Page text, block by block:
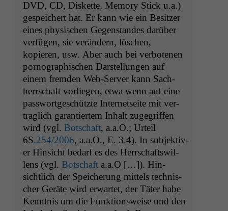
DVD, CD, Diskette, Mem­o­ry Stick u.a.)
gespe­ichert hat. Er kann wie ein Besitzer
eines physis­chen Gegen­standes darüber
ver­fü­gen, sie verän­dern, löschen,
kopieren, usw. Aber auch bei ver­bote­nen
pornographis­chen Darstel­lun­gen auf
einem frem­den Web-Serv­er kann Sach­
herrschaft vor­liegen, etwa wenn auf eine
pass­wort­geschützte Inter­net­seite mit ver­
traglich garantiertem Inhalt zuge­grif­f­en
wird (vgl. Botschaft, a.a.O.; Urteil
6S.254/2006, a.a.O., E. 3.4). In sub­jek­tiv­
er Hin­sicht bedarf es des Herrschaftswil­
lens (vgl. Botschaft a.a.O […]). Hin­
sichtlich der Spe­icherung mit­tels tech­nis­
ch­er Geräte wird erwartet, der Täter habe
Ken­nt­nis um die Funk­tion­sweise und den